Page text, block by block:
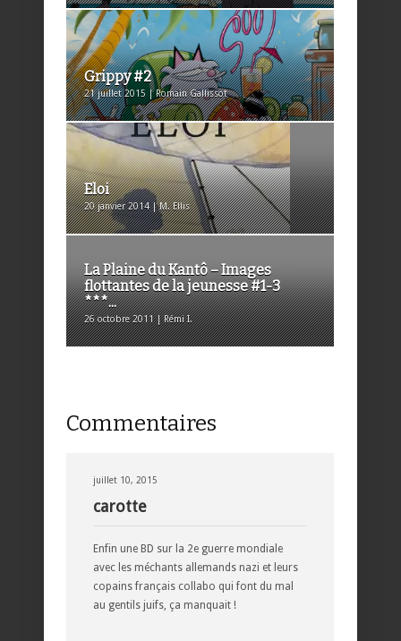
Grippy #2
21 juillet 2015 | Romain Gallissot
Eloi
20 janvier 2014 | M. Ellis
La Plaine du Kantô – Images
flottantes de la jeunesse #1-3
***...
26 octobre 2011 | Rémi I.
Commentaires
juillet 10, 2015
carotte
Enfin une BD sur la 2e guerre mondiale
avec les méchants allemands nazi et leurs
copains français collabo qui font du mal
au gentils juifs, ça manquait !